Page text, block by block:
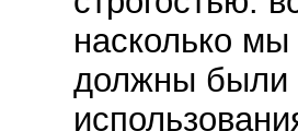
насколько
должны были